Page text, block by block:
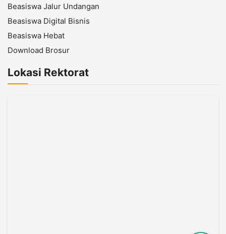
Beasiswa Jalur Undangan
Beasiswa Digital Bisnis
Beasiswa Hebat
Download Brosur
Lokasi Rektorat